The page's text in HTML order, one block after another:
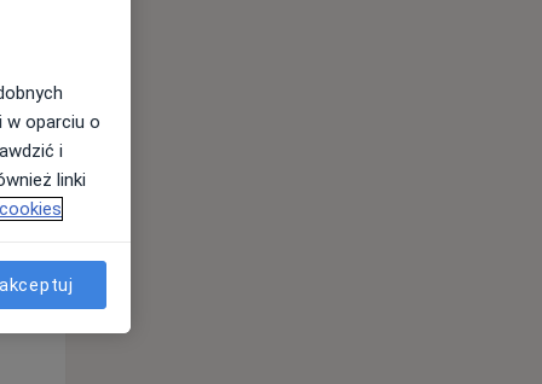
Śr,
12 Sie
w oparciu o
i
linki